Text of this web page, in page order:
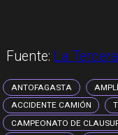
Fuente: La
ANTOFAGASTA
ACCIDENTE CAMIÓN
CAMPEONATO DE